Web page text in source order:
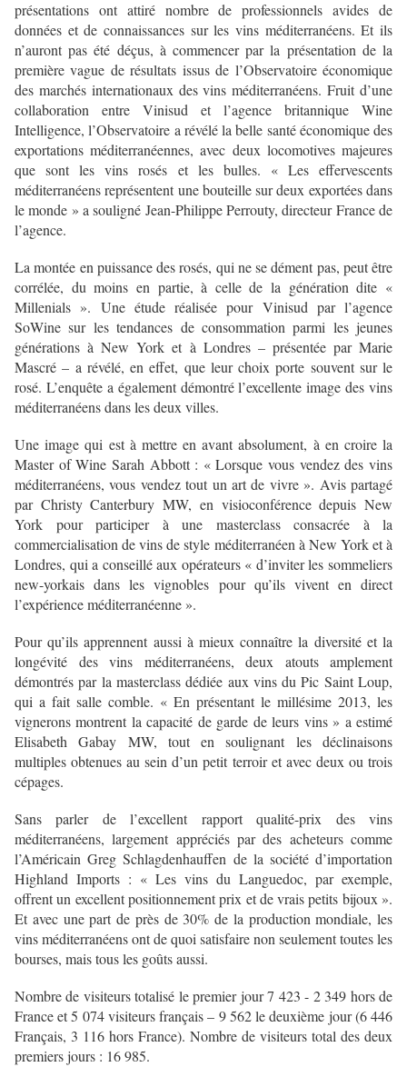
présentations ont attiré nombre de professionnels avides de
données et de connaissances sur les vins méditerranéens. Et ils
n’auront pas été déçus, à commencer par la présentation de la
première vague de résultats issus de l’Observatoire économique
des marchés internationaux des vins méditerranéens. Fruit d’une
collaboration entre Vinisud et l’agence britannique Wine
Intelligence, l’Observatoire a révélé la belle santé économique des
exportations méditerranéennes, avec deux locomotives majeures
que sont les vins rosés et les bulles. « Les effervescents
méditerranéens représentent une bouteille sur deux exportées dans
le monde » a souligné Jean-Philippe Perrouty, directeur France de
l’agence.
La montée en puissance des rosés, qui ne se dément pas, peut être
corrélée, du moins en partie, à celle de la génération dite «
Millenials ». Une étude réalisée pour Vinisud par l’agence
SoWine sur les tendances de consommation parmi les jeunes
générations à New York et à Londres – présentée par Marie
Mascré – a révélé, en effet, que leur choix porte souvent sur le
rosé. L’enquête a également démontré l’excellente image des vins
méditerranéens dans les deux villes.
Une image qui est à mettre en avant absolument, à en croire la
Master of Wine Sarah Abbott : « Lorsque vous vendez des vins
méditerranéens, vous vendez tout un art de vivre ». Avis partagé
par Christy Canterbury MW, en visioconférence depuis New
York pour participer à une masterclass consacrée à la
commercialisation de vins de style méditerranéen à New York et à
Londres, qui a conseillé aux opérateurs « d’inviter les sommeliers
new-yorkais dans les vignobles pour qu’ils vivent en direct
l’expérience méditerranéenne ».
Pour qu’ils apprennent aussi à mieux connaître la diversité et la
longévité des vins méditerranéens, deux atouts amplement
démontrés par la masterclass dédiée aux vins du Pic Saint Loup,
qui a fait salle comble. « En présentant le millésime 2013, les
vignerons montrent la capacité de garde de leurs vins » a estimé
Elisabeth Gabay MW, tout en soulignant les déclinaisons
multiples obtenues au sein d’un petit terroir et avec deux ou trois
cépages.
Sans parler de l’excellent rapport qualité-prix des vins
méditerranéens, largement appréciés par des acheteurs comme
l’Américain Greg Schlagdenhauffen de la société d’importation
Highland Imports : « Les vins du Languedoc, par exemple,
offrent un excellent positionnement prix et de vrais petits bijoux ».
Et avec une part de près de 30% de la production mondiale, les
vins méditerranéens ont de quoi satisfaire non seulement toutes les
bourses, mais tous les goûts aussi.
Nombre de visiteurs totalisé le premier jour 7 423 - 2 349 hors de
France et 5 074 visiteurs français – 9 562 le deuxième jour (6 446
Français, 3 116 hors France). Nombre de visiteurs total des deux
premiers jours : 16 985.